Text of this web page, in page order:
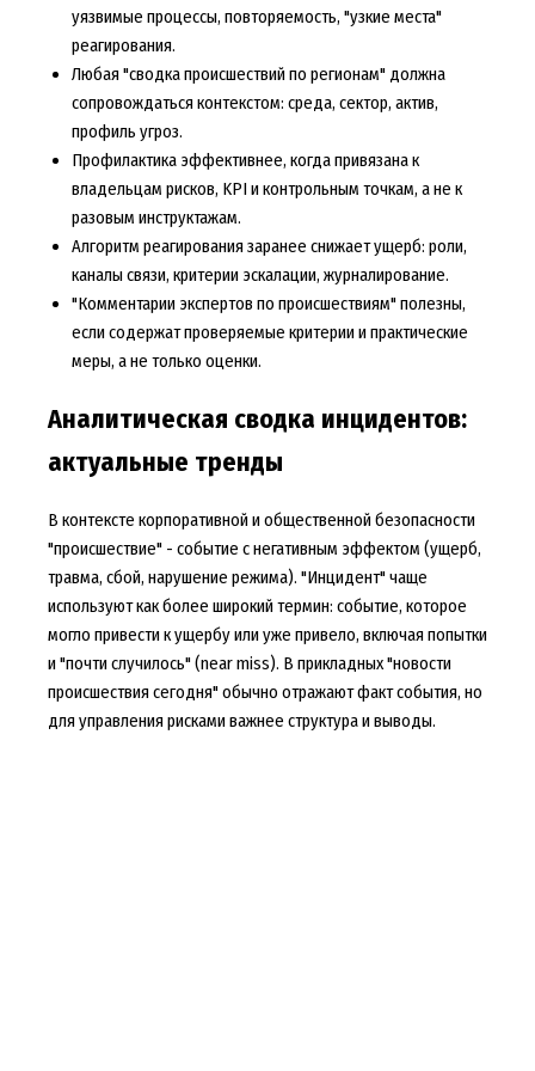
уязвимые процессы, повторяемость, "узкие места"
реагирования.
Любая "сводка происшествий по регионам" должна
сопровождаться контекстом: среда, сектор, актив,
профиль угроз.
Профилактика эффективнее, когда привязана к
владельцам рисков, KPI и контрольным точкам, а не к
разовым инструктажам.
Алгоритм реагирования заранее снижает ущерб: роли,
каналы связи, критерии эскалации, журналирование.
"Комментарии экспертов по происшествиям" полезны,
если содержат проверяемые критерии и практические
меры, а не только оценки.
Аналитическая сводка инцидентов:
актуальные тренды
В контексте корпоративной и общественной безопасности
"происшествие" - событие с негативным эффектом (ущерб,
травма, сбой, нарушение режима). "Инцидент" чаще
используют как более широкий термин: событие, которое
могло привести к ущербу или уже привело, включая попытки
и "почти случилось" (near miss). В прикладных "новости
происшествия сегодня" обычно отражают факт события, но
для управления рисками важнее структура и выводы.